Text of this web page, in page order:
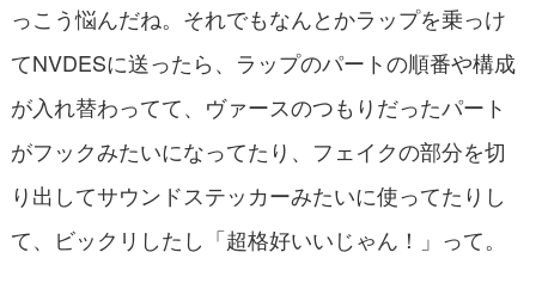
っこう悩んだね。それでもなんとかラップを乗っけ
てNVDESに送ったら、ラップのパートの順番や構成
が入れ替わってて、ヴァースのつもりだったパート
がフックみたいになってたり、フェイクの部分を切
り出してサウンドステッカーみたいに使ってたりし
て、ビックリしたし「超格好いいじゃん！」って。